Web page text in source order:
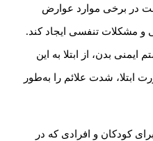
در برخی موارد عوارض
مشکلات تنفسی ایجاد کند.
بدن، از ابتلا به این
ابتلا، شدت علائم را به‌طور
کودکان و افرادی که در